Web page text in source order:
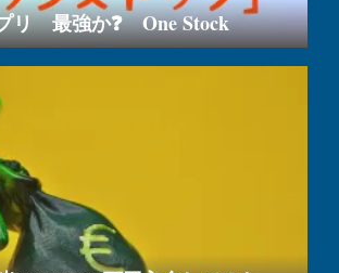
リ 最強か❓ One Stock